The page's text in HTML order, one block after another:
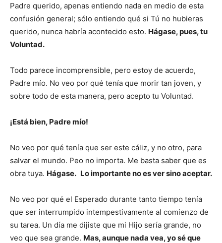
Padre querido, apenas entiendo nada en medio de esta
confusión general; sólo entiendo qué si Tú no hubieras
querido, nunca habría acontecido esto. Hágase, pues, tu
Voluntad.
Todo parece incomprensible, pero estoy de acuerdo,
Padre mío. No veo por qué tenía que morir tan joven, y
sobre todo de esta manera, pero acepto tu Voluntad.
¡Está bien, Padre mío!
No veo por qué tenía que ser este cáliz, y no otro, para
salvar el mundo. Peo no importa. Me basta saber que es
obra tuya. Hágase. Lo importante no es ver sino aceptar.
No veo por qué el Esperado durante tanto tiempo tenía
que ser interrumpido intempestivamente al comienzo de
su tarea. Un día me dijiste que mi Hijo sería grande, no
veo que sea grande. Mas, aunque nada vea, yo sé que